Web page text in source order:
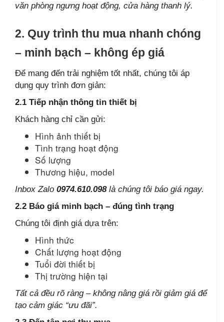
văn phòng ngưng hoạt động, cửa hàng thanh lý.
2. Quy trình thu mua nhanh chóng
– minh bạch – không ép giá
Để mang đến trải nghiệm tốt nhất, chúng tôi áp
dụng quy trình đơn giản:
2.1 Tiếp nhận thông tin thiết bị
Khách hàng chỉ cần gửi:
Hình ảnh thiết bị
Tình trạng hoạt động
Số lượng
Thương hiệu, model
Inbox Zalo 0974.610.098là chúng tôi báo giá ngay.
2.2 Báo giá minh bạch – đúng tình trạng
Chúng tôi định giá dựa trên:
Hình thức
Chất lượng hoạt động
Tuổi đời thiết bị
Thị trường hiện tại
Tất cả đều rõ ràng – không nâng giá rồi giảm giá để
tạo cảm giác “ưu đãi”.